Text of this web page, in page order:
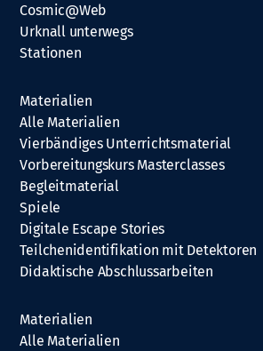
Cosmic@Web
Urknall unterwegs
Stationen
Materialien
Alle Materialien
Vierbändiges Unterrichtsmaterial
Vorbereitungskurs Masterclasses
Begleitmaterial
Spiele
Digitale Escape Stories
Teilchenidentifikation mit Detektoren
Didaktische Abschlussarbeiten
Materialien
Alle Materialien